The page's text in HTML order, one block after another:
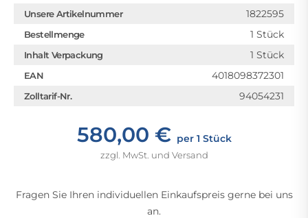
Unsere Artikelnummer 1822595
Bestellmenge 1 Stück
Inhalt Verpackung 1 Stück
EAN 4018098372301
Zolltarif-Nr. 94054231
580,00 € per 1 Stück
zzgl. MwSt. und Versand
Fragen Sie Ihren individuellen Einkaufspreis gerne bei uns
an.